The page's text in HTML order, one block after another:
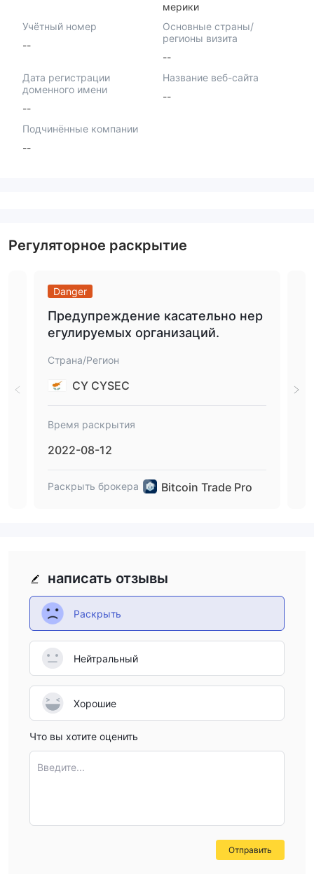
мерики
Учётный номер
--
Основные страны/
регионы визита
--
Дата регистрации
доменного имени
--
Название веб-сайта
--
Подчинённые компании
--
Регуляторное раскрытие
Danger
Предупреждение касательно нер
егулируемых организаций.
Страна/Регион
CY CYSEC
Время раскрытия
2022-08-12
Раскрыть брокера Bitcoin Trade Pro
написать отзывы
Раскрыть
Нейтральный
Хорошие
Что вы хотите оценить
Введите...
Отправить